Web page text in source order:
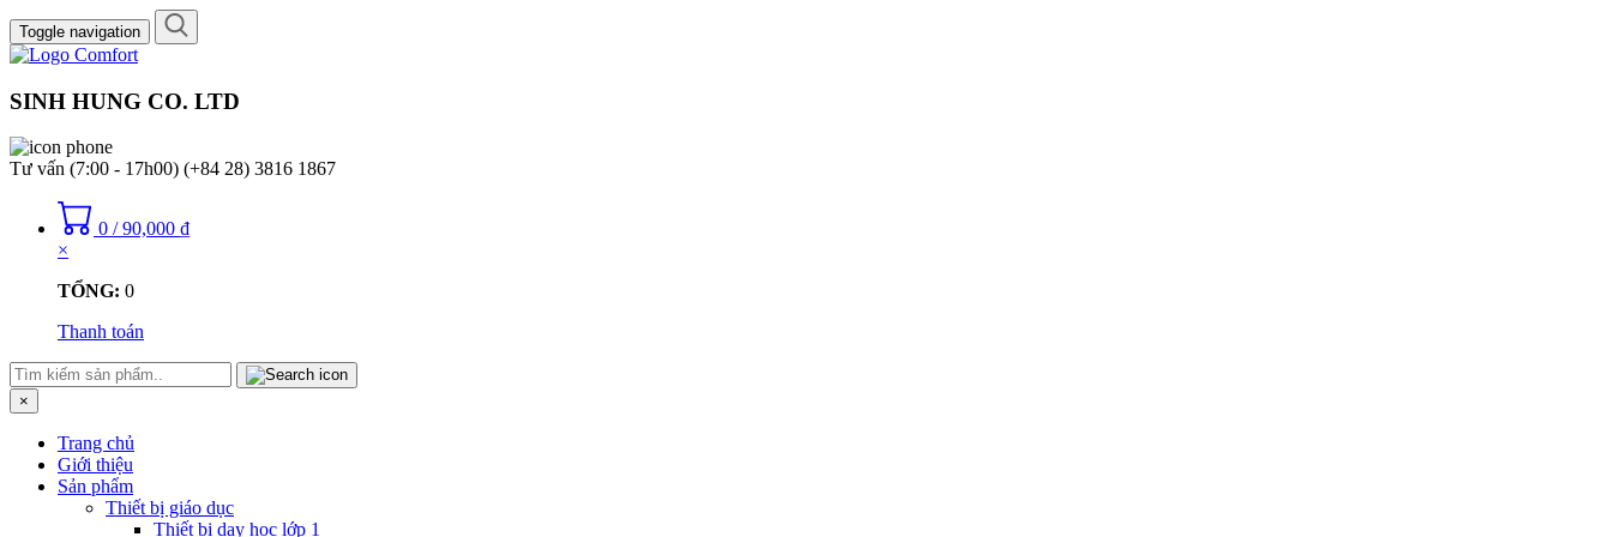
Toggle navigation
SINH HUNG CO. LTD
Tư vấn (7:00 - 17h00) (+84 28) 3816 1867
0 / 90,000 ₫
×
TỔNG: 0
Thanh toán
×
Trang chủ
Giới thiệu
Sản phẩm
Thiết bị giáo dục
Thiết bị dạy học lớp 1